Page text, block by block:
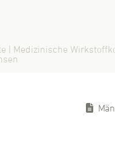
| Medizinische